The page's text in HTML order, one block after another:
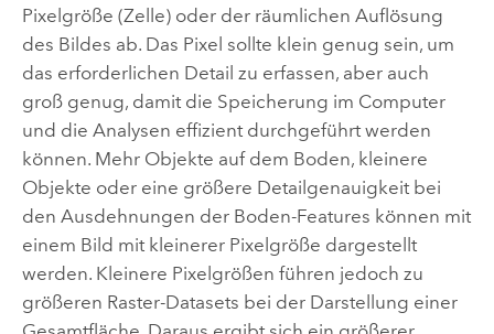
Pixelgröße (Zelle) oder der räumlichen Auflösung
des Bildes ab. Das Pixel sollte klein genug sein, um
das erforderlichen Detail zu erfassen, aber auch
groß genug, damit die Speicherung im Computer
und die Analysen effizient durchgeführt werden
können. Mehr Objekte auf dem Boden, kleinere
Objekte oder eine größere Detailgenauigkeit bei
den Ausdehnungen der Boden-Features können mit
einem Bild mit kleinerer Pixelgröße dargestellt
werden. Kleinere Pixelgrößen führen jedoch zu
größeren Raster-Datasets bei der Darstellung einer